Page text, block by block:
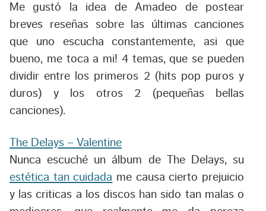
Me gustó la idea de Amadeo de postear
breves reseñas sobre las últimas canciones
que uno escucha constantemente, asi que
bueno, me toca a mi! 4 temas, que se pueden
dividir entre los primeros 2 (hits pop puros y
duros) y los otros 2 (pequeñas bellas
canciones).
The Delays – Valentine
Nunca escuché un álbum de The Delays, su
estética tan cuidada me causa cierto prejuicio
y las criticas a los discos han sido tan malas o